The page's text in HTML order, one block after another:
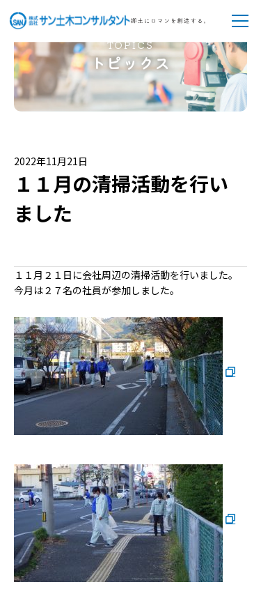
TOPICS
トピックス
2022年11月21日
１１月の清掃活動を行い
ました
１１月２１日に会社周辺の清掃活動を行いました。
今月は２７名の社員が参加しました。